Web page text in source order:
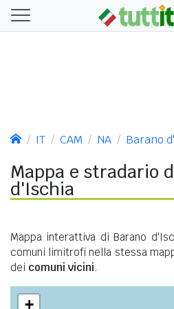
IT CAM NA Barano
Mappa e stradario
d'Ischia
Mappa interattiva di Barano
comuni limitrofi nella stessa
dei comuni vicini.
+